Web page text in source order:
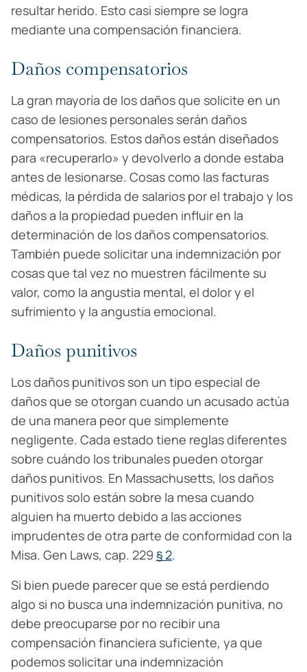
resultar herido. Esto casi siempre se logra
mediante una compensación financiera.
Daños compensatorios
La gran mayoría de los daños que solicite en un
caso de lesiones personales serán daños
compensatorios. Estos daños están diseñados
para «recuperarlo» y devolverlo a donde estaba
antes de lesionarse. Cosas como las facturas
médicas, la pérdida de salarios por el trabajo y los
daños a la propiedad pueden influir en la
determinación de los daños compensatorios.
También puede solicitar una indemnización por
cosas que tal vez no muestren fácilmente su
valor, como la angustia mental, el dolor y el
sufrimiento y la angustia emocional.
Daños punitivos
Los daños punitivos son un tipo especial de
daños que se otorgan cuando un acusado actúa
de una manera peor que simplemente
negligente. Cada estado tiene reglas diferentes
sobre cuándo los tribunales pueden otorgar
daños punitivos. En Massachusetts, los daños
punitivos solo están sobre la mesa cuando
alguien ha muerto debido a las acciones
imprudentes de otra parte de conformidad con la
Misa. Gen Laws, cap. 229 § 2.
Si bien puede parecer que se está perdiendo
algo si no busca una indemnización punitiva, no
debe preocuparse por no recibir una
compensación financiera suficiente, ya que
podemos solicitar una indemnización